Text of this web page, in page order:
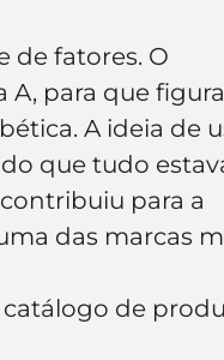
de fatores. O
A, para que
A ideia de
que tudo
para a
das marcas
de